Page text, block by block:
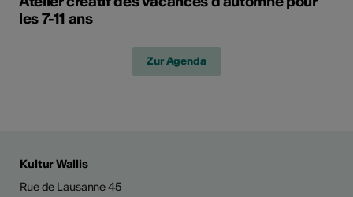
les 7-11 ans
Zur Agenda
Kultur Wallis
Rue de Lausanne 45